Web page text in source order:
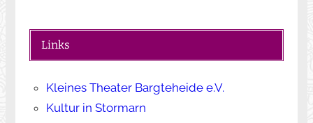
Links
Kleines Theater Bargteheide e.V.
Kultur in Stormarn